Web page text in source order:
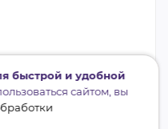
ПРАВ
быстрой и удобной
сайтом, вы